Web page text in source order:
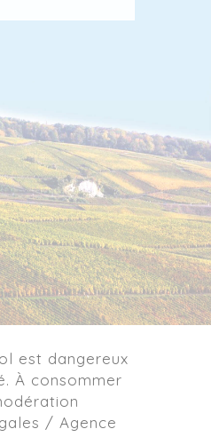
est dangereux
À consommer
/ Agence